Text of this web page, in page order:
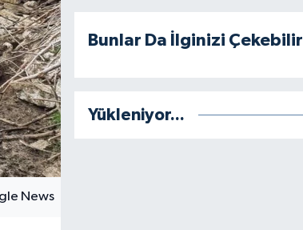
Bunlar Da İlginizi Çekebilir
Yükleniyor...